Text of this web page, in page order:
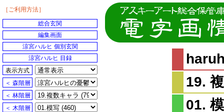
19.
01.
［ご利用方法］
総合玄関
編集画面
涼宮ハルヒ 個別玄関
涼宮ハルヒ 目録
表示方式
＜ 森階層
＜ 林階層
＜ 木階層